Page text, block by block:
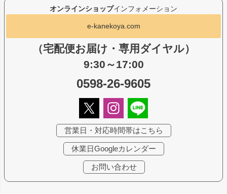
オンラインショップインフォメーション
e-kanekoya.com
（宅配便お届け・専用ダイヤル）
9:30～17:00
0598-26-9605
営業日・対応時間帯はこちら
休業日Googleカレンダー
お問い合わせ